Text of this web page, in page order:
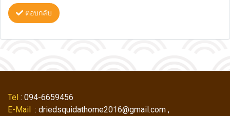
ตอบกลับ
Tel : 094-6659456
E-Mail : driedsquidathome2016@gmail.com ,